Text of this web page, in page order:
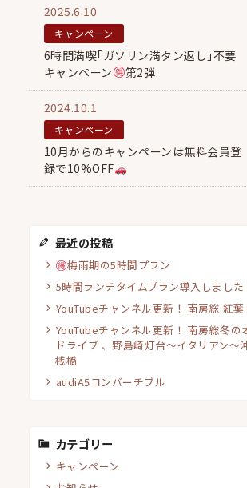
6時間満喫｢ガソリン満タン返し｣不要
キャンペーン
第2弾
2025.6.10
キャンペーン
10月からのキャンペーンは無料会員登
録で10%OFF
2024.10.1
キャンペーン
最近の投稿
梅雨期の5時間プラン
5時間ランチタイムプラン導入しました
YouTubeチャンネル更新！ 南房総 紅
YouTubeチャンネル更新！ 南房総冬の
ドライブ 、野島崎灯台〜イタリアン〜
桟橋
audiA5コンバーチブル
カテゴリー
キャンペーン